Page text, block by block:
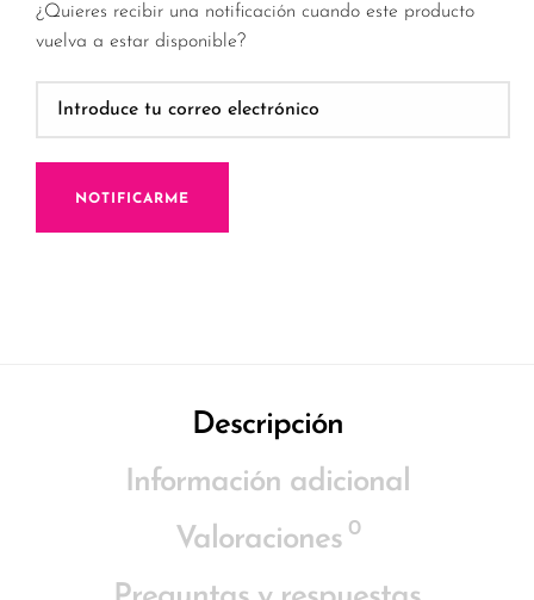
¿Quieres recibir una notificación cuando este producto
vuelva a estar disponible?
NOTIFICARME
Descripción
Información adicional
Valoraciones 0